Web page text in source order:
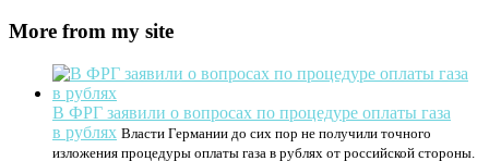
More from my site
В ФРГ заявили о вопросах по процедуре оплаты газа
в рублях Власти Германии до сих пор не получили точного
изложения процедуры оплаты газа в рублях от российской стороны.